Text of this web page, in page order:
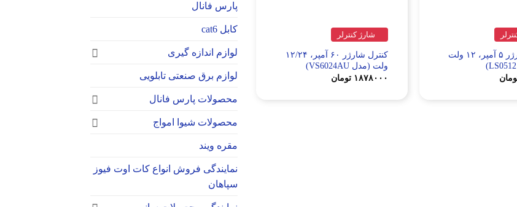
کنترل شارژر ۵ آمپر، ۱۲ ولت
شارژ کنترلر
کنترل شارژر ۶۰ آمپر، ۱۲/۲۴
ولت (مدل VS6024AU)
۱۸۷۸۰۰۰ تومان
پارس فانال
کابل cat6
لوازم اندازه گیری
لوازم برق صنعتی تابلویی
محصولات پارس فانال
محصولات شیوا امواج
مقره ویند
نمایندگی فروش انواع کات اوت فیوز
سپاهان